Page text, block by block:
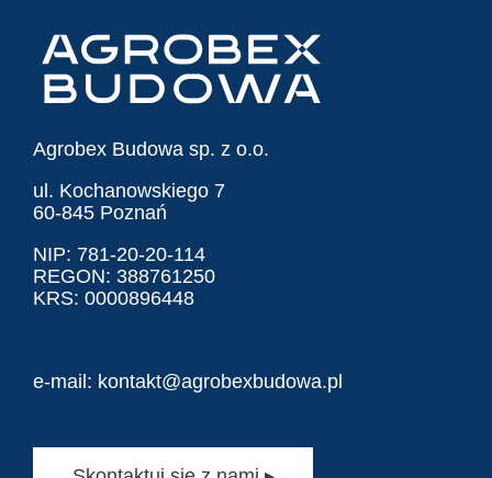
Agrobex Budowa sp. z o.o.
ul. Kochanowskiego 7
60-845 Poznań
NIP: 781-20-20-114
REGON: 388761250
KRS: 0000896448
e-mail: kontakt@agrobexbudowa.pl